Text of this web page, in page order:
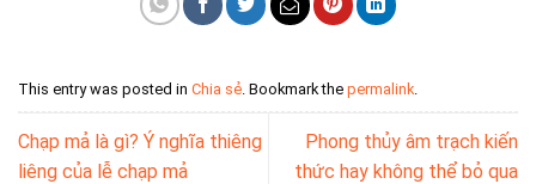
This entry was posted in Chia sẻ . Bookmark the permalink
Chạp mả là gì? Ý nghĩa thiêng
liêng của lễ chạp mả
Phong thủy âm trạch kiến
thức hay không thể bỏ qua